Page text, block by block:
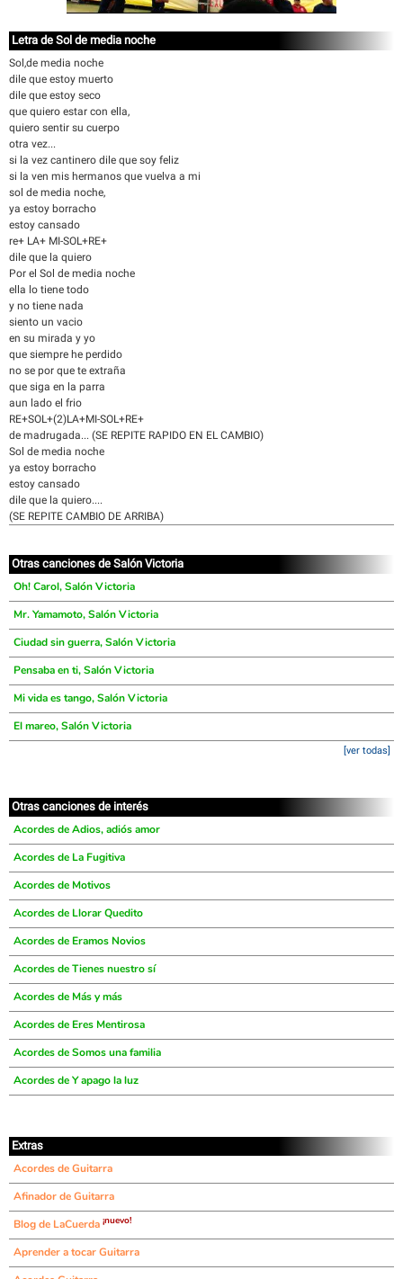
Letra de Sol de media noche
Sol,de media noche
dile que estoy muerto
dile que estoy seco
que quiero estar con ella,
quiero sentir su cuerpo
otra vez...
si la vez cantinero dile que soy feliz
si la ven mis hermanos que vuelva a mi
sol de media noche,
ya estoy borracho
estoy cansado
re+ LA+ MI-SOL+RE+
dile que la quiero
Por el Sol de media noche
ella lo tiene todo
y no tiene nada
siento un vacio
en su mirada y yo
que siempre he perdido
no se por que te extraña
que siga en la parra
aun lado el frio
RE+SOL+(2)LA+MI-SOL+RE+
de madrugada... (SE REPITE RAPIDO EN EL CAMBIO)
Sol de media noche
ya estoy borracho
estoy cansado
dile que la quiero....
(SE REPITE CAMBIO DE ARRIBA)
Otras canciones de Salón Victoria
Oh! Carol, Salón Victoria
Mr. Yamamoto, Salón Victoria
Ciudad sin guerra, Salón Victoria
Pensaba en ti, Salón Victoria
Mi vida es tango, Salón Victoria
El mareo, Salón Victoria
[ver todas]
Otras canciones de interés
Acordes de Adios, adiós amor
Acordes de La Fugitiva
Acordes de Motivos
Acordes de Llorar Quedito
Acordes de Eramos Novios
Acordes de Tienes nuestro sí
Acordes de Más y más
Acordes de Eres Mentirosa
Acordes de Somos una familia
Acordes de Y apago la luz
Extras
Acordes de Guitarra
Afinador de Guitarra
Blog de LaCuerda ¡nuevo!
Aprender a tocar Guitarra